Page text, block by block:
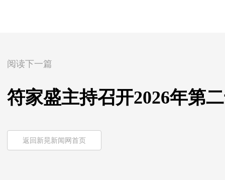
阅读下一篇
符家盛主持召开2026年第
返回新晃新闻网首页